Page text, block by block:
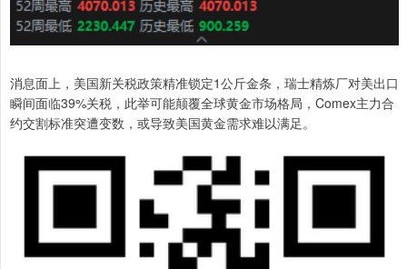
消息面上，美国新关税政策精准锁定1公斤金条，瑞士精炼厂对美出口
瞬间面临39%关税，此举可能颠覆全球黄金市场格局，Comex主力合
约交割标准突遭变数，或导致美国黄金需求难以满足。